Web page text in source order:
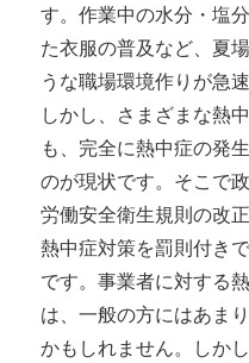
す。作業中の水分・塩
た衣服の普及など、夏
うな職場環境作りが急
しかし、さまざまな熱
も、完全に熱中症の発
のが現状です。そこで
労働安全衛生規則の改
熱中症対策を罰則付き
です。事業者に対する
は、一般の方にはあま
かもしれません。しか